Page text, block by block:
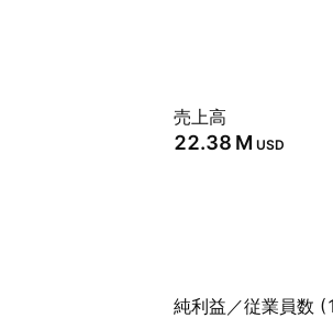
売上高
‪22.38 M‬ USD
純利益／従業員数